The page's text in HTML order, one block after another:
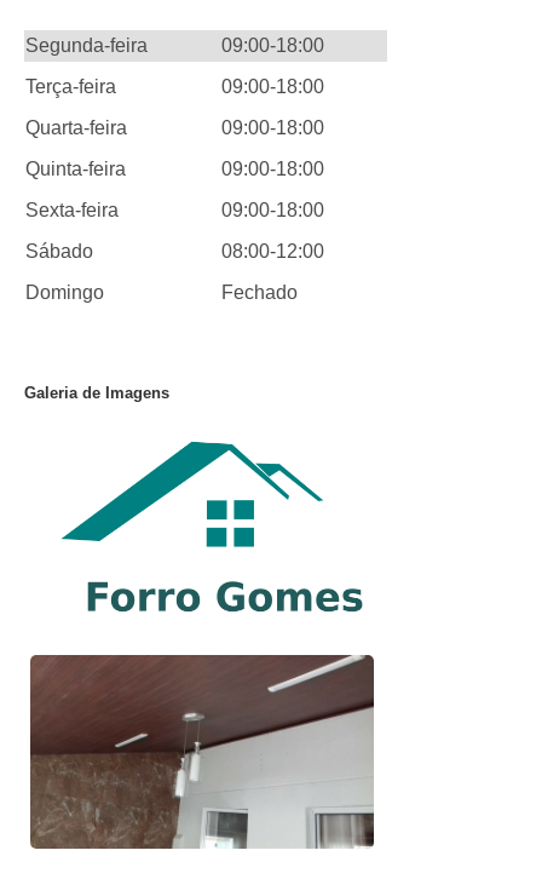
Segunda-feira
09:00-18:00
Terça-feira
09:00-18:00
Quarta-feira
09:00-18:00
Quinta-feira
09:00-18:00
Sexta-feira
09:00-18:00
Sábado
08:00-12:00
Domingo
Fechado
Galeria de Imagens